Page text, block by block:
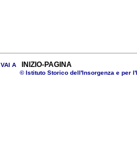
VAI A INIZIO-PAGINA
© Istituto Storico dell'Insorgenza e per